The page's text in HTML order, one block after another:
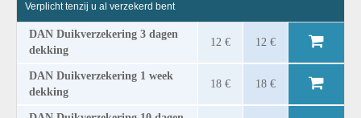
Verplicht tenzij u al verzekerd bent
DAN Duikverzekering 3 dagen
dekking
12 € 12 €
DAN Duikverzekering 1 week
dekking
18 € 18 €